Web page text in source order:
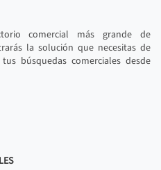
comercial más grande de
la solución que necesitas de
búsquedas comerciales desde